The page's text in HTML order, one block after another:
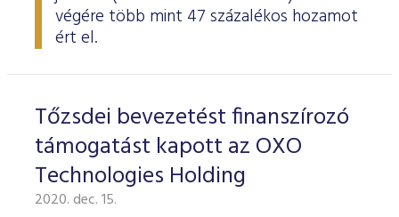
végére több mint 47 százalékos hozamot
ért el.
Tőzsdei bevezetést finanszírozó
támogatást kapott az OXO
Technologies Holding
2020. dec. 15.